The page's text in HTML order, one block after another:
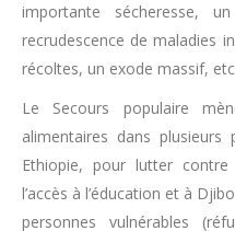
importante sécheresse,
recrudescence de maladies
récoltes, un exode massif,
Le Secours populaire
alimentaires dans plusieurs
Ethiopie, pour lutter
l’accès à l’éducation et à
personnes vulnérables